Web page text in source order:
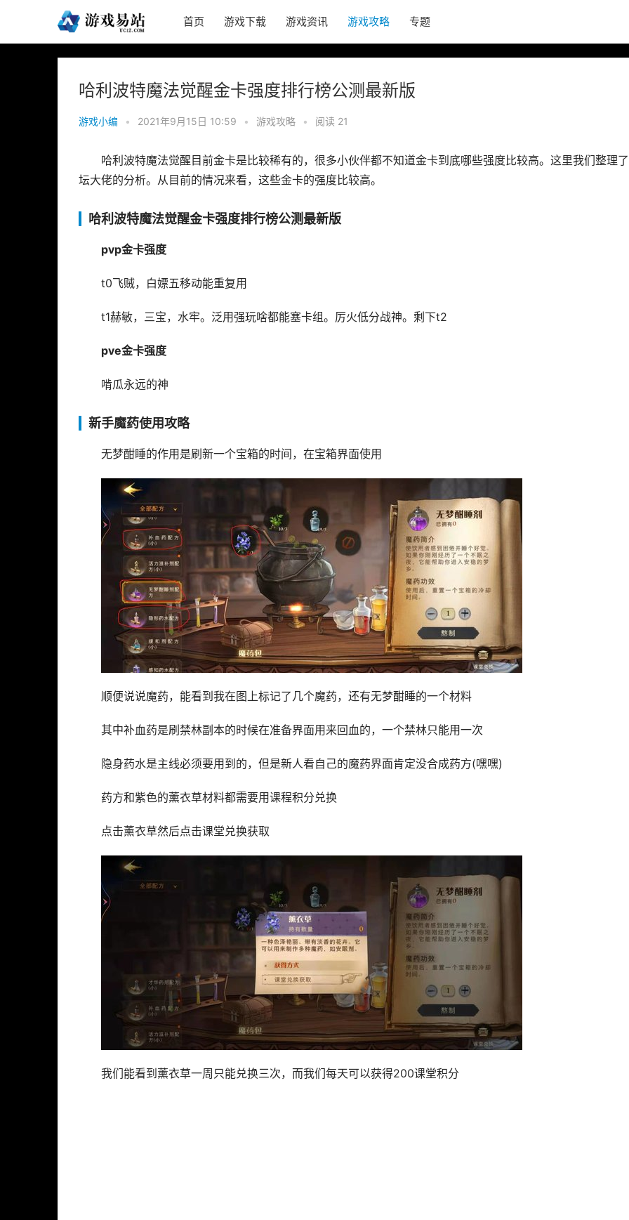
首页 游戏下载 游戏资讯 游戏攻略 专题
哈利波特魔法觉醒金卡强度排行榜公测最新版
游戏小编 • 2021年9月15日 10:59 • 游戏攻略 • 阅读 21
哈利波特魔法觉醒目前金卡是比较稀有的，很多小伙伴都不知道金卡到底哪些强度比较高。这里我们整理
坛大佬的分析。从目前的情况来看，这些金卡的强度比较高。
哈利波特魔法觉醒金卡强度排行榜公测最新版
pvp金卡强度
t0飞贼，白嫖五移动能重复用
t1赫敏，三宝，水牢。泛用强玩啥都能塞卡组。厉火低分战神。剩下t2
pve金卡强度
啃瓜永远的神
新手魔药使用攻略
无梦酣睡的作用是刷新一个宝箱的时间，在宝箱界面使用
顺便说说魔药，能看到我在图上标记了几个魔药，还有无梦酣睡的一个材料
其中补血药是刷禁林副本的时候在准备界面用来回血的，一个禁林只能用一次
隐身药水是主线必须要用到的，但是新人看自己的魔药界面肯定没合成药方(嘿嘿)
药方和紫色的薰衣草材料都需要用课程积分兑换
点击薰衣草然后点击课堂兑换获取
我们能看到薰衣草一周只能兑换三次，而我们每天可以获得200课堂积分